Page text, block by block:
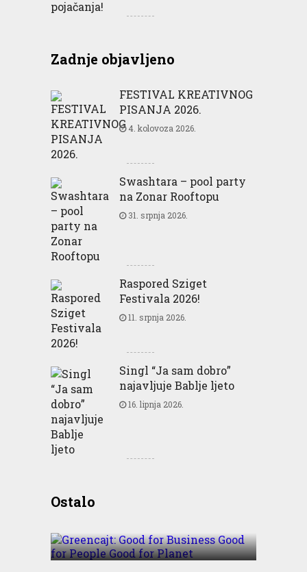
Zadnje objavljeno
FESTIVAL KREATIVNOG
PISANJA 2026.
4. kolovoza 2026.
Swashtara – pool party
na Zonar Rooftopu
31. srpnja 2026.
Raspored Sziget
Festivala 2026!
11. srpnja 2026.
Singl “Ja sam dobro”
najavljuje Bablje ljeto
16. lipnja 2026.
OstaloBusiness Good for People